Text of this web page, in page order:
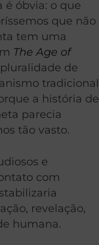
é óbvia: o que
que não
tem uma
The Age of
de
tradicional
a história de
parecia
tão vasto.
e
com
revelação,
humana.